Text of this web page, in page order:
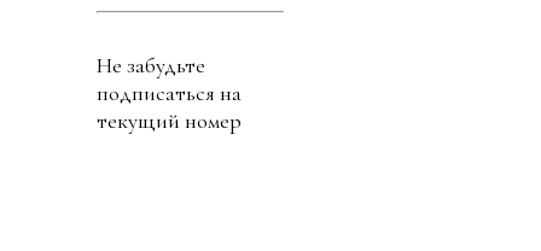
Не забудьте
подписаться на
текущий номер